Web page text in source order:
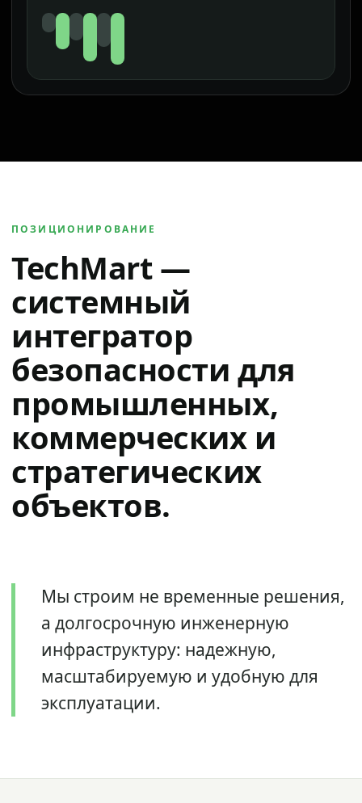
ПОЗИЦИОНИРОВАНИЕ
TechMart —
системный
интегратор
безопасности для
промышленных,
коммерческих и
стратегических
объектов.
Мы строим не временные решения,
а долгосрочную инженерную
инфраструктуру: надежную,
масштабируемую и удобную для
эксплуатации.